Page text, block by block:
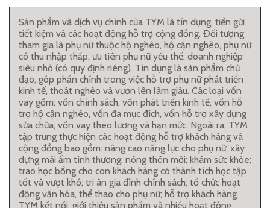
Sản phẩm và dịch vụ chính của TYM là tín dụng, tiền gửi
tiết kiệm và các hoạt động hỗ trợ cộng đồng. Đối tượng
tham gia là phụ nữ thuộc hộ nghèo, hộ cận nghèo, phụ nữ
có thu nhập thấp, ưu tiên phụ nữ yếu thế; doanh nghiệp
siêu nhỏ (có quy định riêng). Tín dụng là sản phẩm chủ
đạo, góp phần chính trong việc hỗ trợ phụ nữ phát triển
kinh tế, thoát nghèo và vươn lên làm giàu. Các loại vốn
vay gồm: vốn chính sách, vốn phát triển kinh tế, vốn hỗ
trợ hộ cận nghèo, vốn đa mục đích, vốn hỗ trợ xây dựng
sửa chữa, vốn vay theo lương và hạn mức. Ngoài ra, TYM
tập trung thực hiện các hoạt động hỗ trợ khách hàng và
cộng đồng bao gồm: nâng cao năng lực cho phụ nữ, xây
dựng mái ấm tình thương; nông thôn mới; khám sức khỏe;
trao học bổng cho con khách hàng có thành tích học tập
tốt và vượt khó; tri ân gia đình chính sách; tổ chức hoạt
động văn hóa, thể thao cho phụ nữ; hỗ trợ khách hàng
TYM kết nối, giới thiệu sản phẩm và nhiều hoạt động